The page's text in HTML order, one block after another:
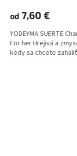
je
z
5
hviezdičiek.
od 7,60 €
YODEYMA SUERTE
For her Hrejivá a
kedy sa chcete